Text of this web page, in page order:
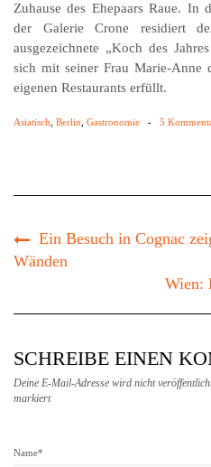
Zuhause des Ehepaars Raue. In
der Galerie Crone residiert
ausgezeichnete „Koch des
sich mit seiner Frau Marie-Anne
eigenen Restaurants erfüllt.
Asiatisch Berlin Gastronomie - 5
Ein Besuch in Cognac
Wänden
Wien:
SCHREIBE EINEN
Deine E-Mail-Adresse wird nicht
markiert
Name*